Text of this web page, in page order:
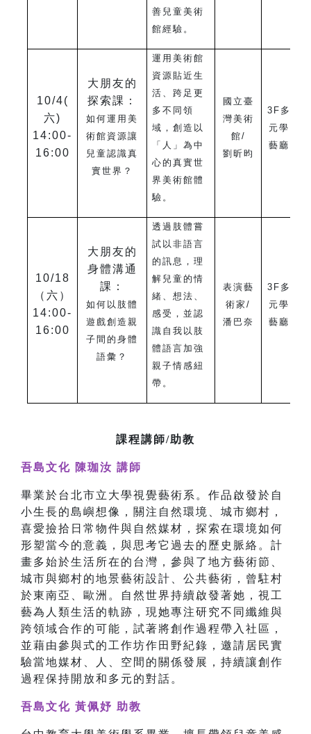
善兒童美術
館經驗。
10/4(
六)
14:00-
16:00
大朋友的
探索課：
如何運用美
術館資源讓
兒童認識真
實世界？
運用美術館
資源貼近生
活、跨足更
多不同領
域，創造以
「人」為中
心的真實世
界美術館體
驗。
國立臺
灣美術
館/
劉昕昀
3F 多
元學
藝廳
10/18
（六）
14:00-
16:00
大朋友的
身體溝通
課：
如何以肢體
遊戲創造親
子間的身體
語彙？
透過肢體嘗
試以非語言
的訊息，理
解兒童的情
緒、想法、
感受，並認
識自我以肢
體語言加強
親子情感紐
帶。
表演藝
術家/
潘巴奈
3F 多
元學
藝廳
課程講師/助教
吾島文化 陳珈汝 講師
畢業於台北市立大學視覺藝術系。作品啟發於自
小生長的島嶼想像，關注自然環境、城市鄉村，
喜愛撿拾日常物件與自然媒材，探索在環境如何
形塑當今的意義，與思考它過去的歷史脈絡。計
畫多始於生活所在的台灣，參與了地方藝術節、
城市與鄉村的地景藝術設計、公共藝術，曾駐村
於東南亞、歐洲。自然世界持續啟發著她，視工
藝為人類生活的軌跡，現她專注研究不同纖維與
跨領域合作的可能，試著將創作過程帶入社區，
並藉由參與式的工作坊作田野紀錄，邀請居民實
驗當地媒材、人、空間的關係發展，持續讓創作
過程保持開放和多元的對話。
吾島文化 黃佩妤 助教